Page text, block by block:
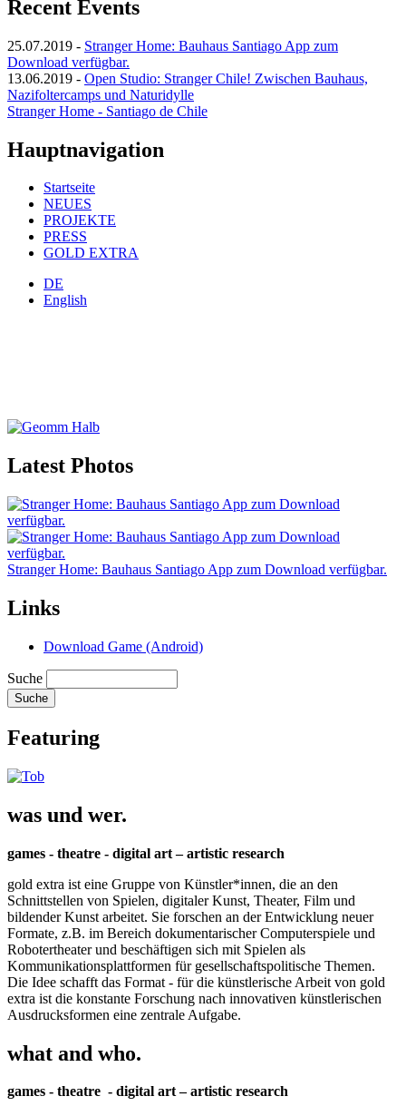
Recent Events
25.07.2019 - Stranger Home: Bauhaus Santiago App zum
Download verfügbar.
13.06.2019 - Open Studio: Stranger Chile! Zwischen Bauhaus,
Nazifoltercamps und Naturidylle
Stranger Home - Santiago de Chile
Hauptnavigation
Startseite
NEUES
PROJEKTE
PRESS
GOLD EXTRA
DE
English
Latest Photos
Stranger Home: Bauhaus Santiago App zum Download verfügbar.
Links
Download Game (Android)
Suche
Featuring
was und wer.
games - theatre - digital art – artistic research
gold extra ist eine Gruppe von Künstler*innen, die an den
Schnittstellen von Spielen, digitaler Kunst, Theater, Film und
bildender Kunst arbeitet. Sie forschen an der Entwicklung neuer
Formate, z.B. im Bereich dokumentarischer Computerspiele und
Robotertheater und beschäftigen sich mit Spielen als
Kommunikationsplattformen für gesellschaftspolitische Themen.
Die Idee schafft das Format - für die künstlerische Arbeit von gold
extra ist die konstante Forschung nach innovativen künstlerischen
Ausdrucksformen eine zentrale Aufgabe.
what and who.
games - theatre - digital art – artistic research